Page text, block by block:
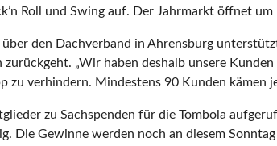
Roll und Swing auf. Der Jahrmarkt öffnet
den Dachverband in Ahrensburg
„Wir haben deshalb unsere
zu verhindern. Mindestens 90 Kunden kämen
zu Sachspenden für die Tombola
Die Gewinne werden noch an diesem